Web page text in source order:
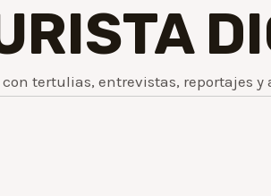
tertulias, entrevistas, reportajes y